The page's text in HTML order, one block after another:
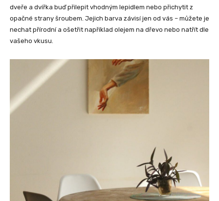
dveře a dvířka buď přilepit vhodným lepidlem nebo přichytit z
opačné strany šroubem. Jejich barva závisí jen od vás – můžete je
nechat přírodní a ošetřit například olejem na dřevo nebo natřít dle
vašeho vkusu.